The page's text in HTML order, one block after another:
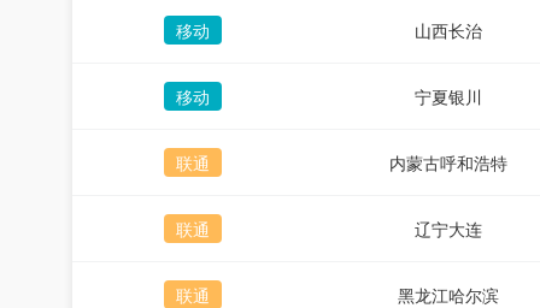
移动 山西长治
移动 宁夏银川
联通 内蒙古呼和浩特
联通 辽宁大连
联通 黑龙江哈尔滨